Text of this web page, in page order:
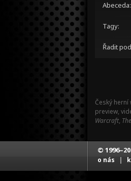
Abeceda:
Tagy:
Řadit
Český
preview,
Warcraft,
©
o nás |